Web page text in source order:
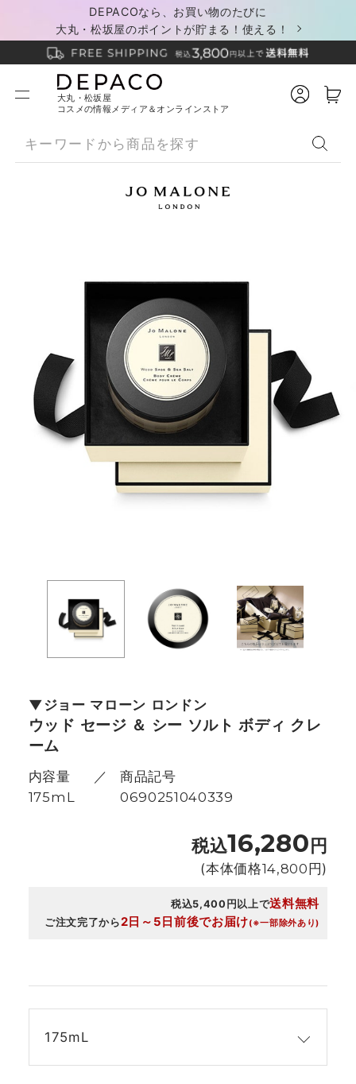
DEPACOなら、お買い物のたびに
大丸・松坂屋のポイントが貯まる！使える！
大丸・松坂屋
コスメの情報メディア＆オンラインストア
175mL
ジョー マローン ロンドン
ウッド セージ ＆ シー ソルト ボディ クレ
ーム
内容量
175mL
商品記号
0690251040339
税込16,280 円
(本体価格14,800 円)
税込5,400円以上で送料無料
ご注文完了から2日～5日前後でお届け(※一部除外あり)